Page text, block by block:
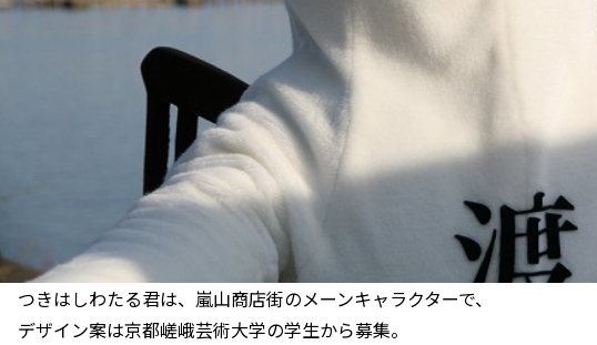
つきはしわたる君は、嵐山商店街のメーンキャラクターで、
デザイン案は京都嵯峨芸術大学の学生から募集。